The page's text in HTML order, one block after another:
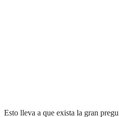
Esto lleva a que exista la gran